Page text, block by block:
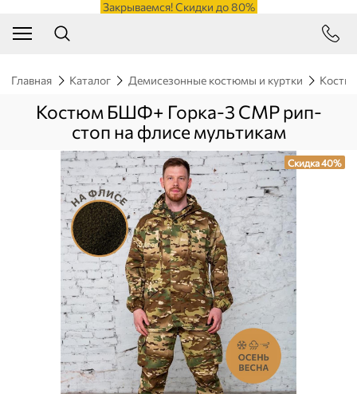
Закрываемся! Скидки до 80%
Главная Каталог Демисезонные костюмы и куртки
Костюм БШФ+ Горка-3 СМР рип-
стоп на флисе мультикам
Скидка 40%